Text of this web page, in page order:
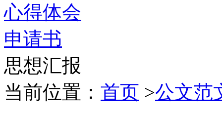
心得体会
申请书
思想汇报
当前位置： 首页 >公文范